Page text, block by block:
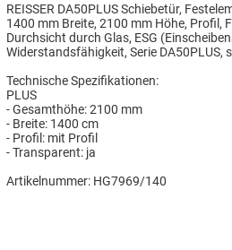
REISSER DA50PLUS Schiebetür,
1400 mm Breite, 2100 mm Höhe, Profil,
Durchsicht durch Glas, ESG
Widerstandsfähigkeit, Serie DA50PLUS,
Technische Spezifikationen:
PLUS
- Gesamthöhe: 2100 mm
- Breite: 1400 cm
- Profil: mit Profil
- Transparent: ja
Artikelnummer: HG7969/140